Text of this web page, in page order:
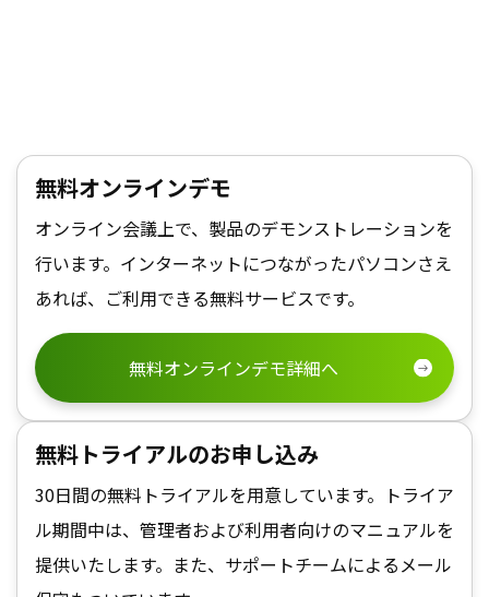
無料オンラインデモ
オンライン会議上で、製品のデモンストレーションを
行います。インターネットにつながったパソコンさえ
あれば、ご利用できる無料サービスです。
無料オンラインデモ詳細へ
無料トライアルのお申し込み
30日間の無料トライアルを用意しています。トライア
ル期間中は、管理者および利用者向けのマニュアルを
提供いたします。また、サポートチームによるメール